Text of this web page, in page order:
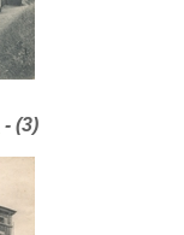
- (3)